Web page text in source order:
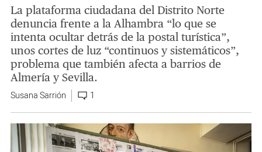
La plataforma ciudadana del Distrito Norte
denuncia frente a la Alhambra “lo que se
intenta ocultar detrás de la postal turística”,
unos cortes de luz “continuos y sistemáticos”,
problema que también afecta a barrios de
Almería y Sevilla.
Susana Sarrión 1